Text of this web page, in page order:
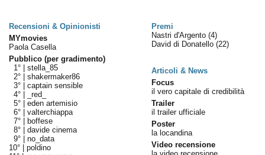
Recensioni & Opinionisti
Premi
MYmovies
Paola Casella
Pubblico (per gradimento)
1° | stella_85
2° | shakermaker86
3° | captain sensible
4° |
_red_
5° | eden artemisio
6° | valterchiappa
7° |
boffese
8° | davide cinema
9° | no_data
10° | poldino
Nastri d'Argento (4)
David di Donatello (22)
Articoli & News
Focus
il vero capitale di credibilità
Trailer
il trailer ufficiale
Poster
la locandina
Video recensione